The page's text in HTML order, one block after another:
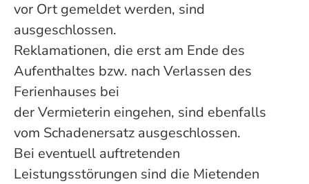
vor Ort gemeldet werden, sind
ausgeschlossen.
Reklamationen, die erst am Ende des
Aufenthaltes bzw. nach Verlassen des
Ferienhauses bei
der Vermieterin eingehen, sind ebenfalls
vom Schadenersatz ausgeschlossen.
Bei eventuell auftretenden
Leistungsstörungen sind die Mietenden